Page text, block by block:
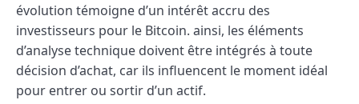
évolution témoigne d’un intérêt accru des
investisseurs pour le Bitcoin. ainsi, les éléments
d’analyse technique doivent être intégrés à toute
décision d’achat, car ils influencent le moment idéal
pour entrer ou sortir d’un actif.